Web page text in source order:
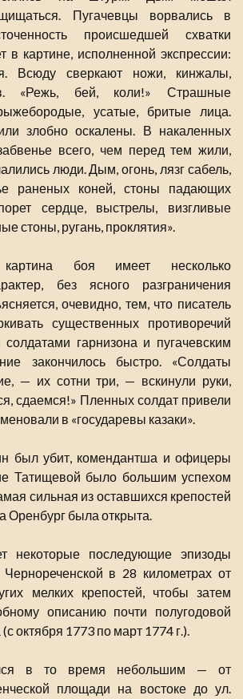
Пугачевцы ворвались в
происшедшей схватки
в картине, исполненной экспрессии:
Всюду сверкают ножи, кинжалы,
«Режь, бей, коли!» Страшные
усатые, бритые лица.
злобно оскалены. В накаленных
всего, чем перед тем жили,
люди. Дым, огонь, лязг сабель,
раненых коней, стоны падающих
сердце, выстрелы, визгливые
стоны, ругань, проклятия».
картина боя имеет несколько
без ясного разграничения
очевидно, тем, что писатель
существенных противоречий
гарнизона и пугачевским
закончилось быстро. «Солдаты
— их сотни три, — вскинули руки,
сдаемся!» Пленных солдат привели
в «государевы казаки».
был убит, комендантша и офицеры
Татищевой было большим успехом
сильная из оставшихся крепостей
Оренбург была открыта.
некоторые последующие эпизоды
в 28 километрах от
мелких крепостей, чтобы затем
описанию почти полугодовой
октября 1773 по март 1774 г.).
в то время небольшим — от
площади на востоке до ул.